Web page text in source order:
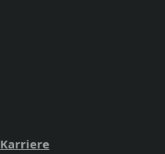
Karriere